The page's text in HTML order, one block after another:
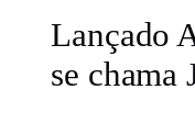
Lançado
se chama